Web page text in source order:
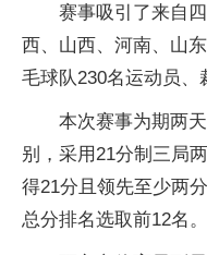
赛事吸引了来自
西、山西、河南、山
毛球队230名运动员、
本次赛事为期两
别，采用21分制三局
得21分且领先至少两
总分排名选取前12名。